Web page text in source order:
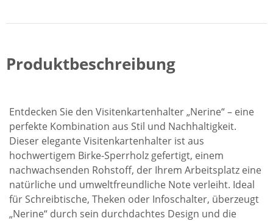
Produktbeschreibung
Entdecken Sie den Visitenkartenhalter „Nerine“ – eine
perfekte Kombination aus Stil und Nachhaltigkeit.
Dieser elegante Visitenkartenhalter ist aus
hochwertigem Birke-Sperrholz gefertigt, einem
nachwachsenden Rohstoff, der Ihrem Arbeitsplatz eine
natürliche und umweltfreundliche Note verleiht. Ideal
für Schreibtische, Theken oder Infoschalter, überzeugt
„Nerine“ durch sein durchdachtes Design und die